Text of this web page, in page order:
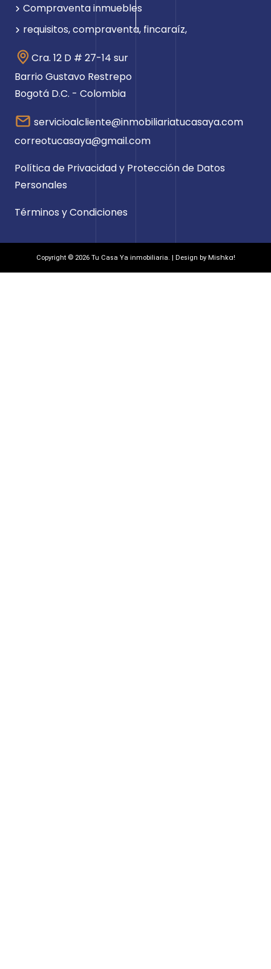
Compraventa inmuebles
requisitos, compraventa, fincaraíz,
Cra. 12 D # 27-14 sur
Barrio Gustavo Restrepo
Bogotá D.C. - Colombia
servicioalcliente@inmobiliariatucasaya.com
correotucasaya@gmail.com
Política de Privacidad y Protección de Datos
Personales
Términos y Condiciones
Copyright © 2026 Tu Casa Ya inmobiliaria. | Design by Mishka!